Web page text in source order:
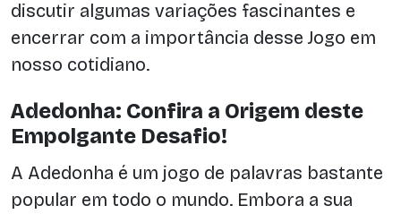
discutir algumas variações fascinantes e
encerrar com a importância desse Jogo em
nosso cotidiano.
Adedonha: Confira a Origem deste
Empolgante Desafio!
A Adedonha é um jogo de palavras bastante
popular em todo o mundo. Embora a sua